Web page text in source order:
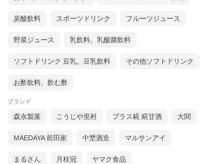
炭酸飲料 スポーツドリンク フルーツジュース
野菜ジュース 乳飲料、乳酸菌飲料
ソフトドリンク 豆乳、豆乳飲料 その他ソフトドリンク
お酢飲料、飲む酢
ブランド
森永製菓 こうじや里村 プラス糀 糀甘酒 大関
MAEDAYA 前田家 中埜酒造 マルサンアイ
まるさん 月桂冠 ヤマク食品